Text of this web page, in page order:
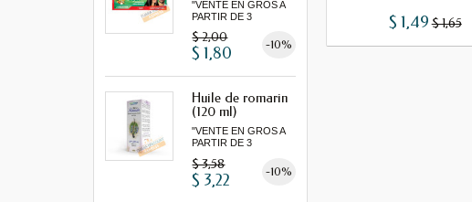
"VENTE EN GROS A
PARTIR DE 3
$ 2,00 -10%
$ 1,80
Huile de romarin
(120 ml)
"VENTE EN GROS A
PARTIR DE 3
$ 3,58 -10%
$ 3,22
$ 1,49 $ 1,65